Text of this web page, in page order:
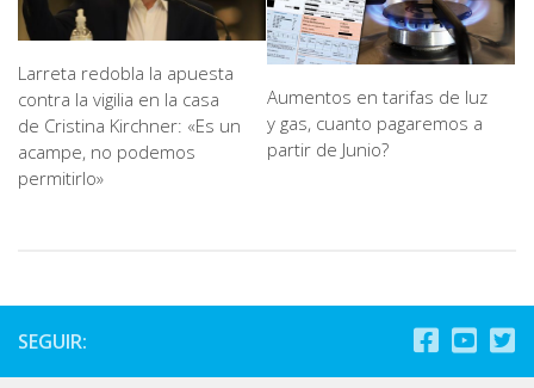
Larreta redobla la apuesta
contra la vigilia en la casa
de Cristina Kirchner: «Es un
acampe, no podemos
permitirlo»
Aumentos en tarifas de luz
y gas, cuanto pagaremos a
partir de Junio?
SEGUIR: